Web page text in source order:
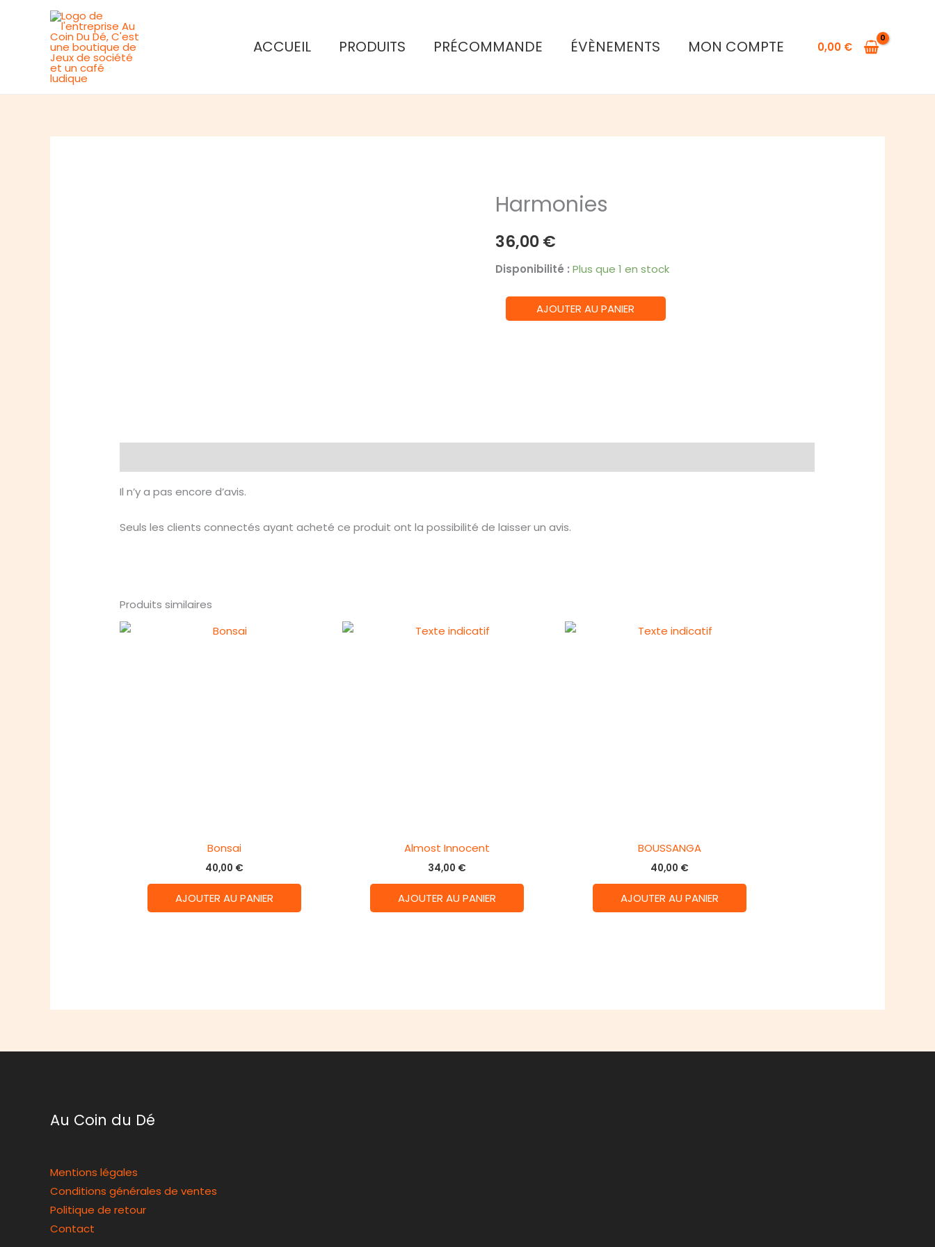
ACCUEIL PRODUITS PRÉCOMMANDE ÉVÈNEMENTS MON COMPTE 0,00 €
Harmonies
36,00€
Disponibilité : Plus que 1 en stock
quantité
de
AJOUTER AU PANIER
Il n’y a pas encore d’avis.
Seuls les clients connectés ayant acheté ce produit ont la possibilité de laisser un avis.
Produits similaires
Bonsai
40,00 €
AJOUTER AU PANIER
Almost Innocent
34,00 €
AJOUTER AU PANIER
BOUSSANGA
40,00 €
AJOUTER AU PANIER
Au Coin du Dé
Mentions légales
Conditions générales de ventes
Politique de retour
Contact